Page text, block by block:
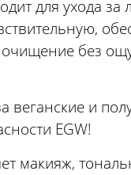
для ухода
очищение без
веганские и
EGW!
макияж,